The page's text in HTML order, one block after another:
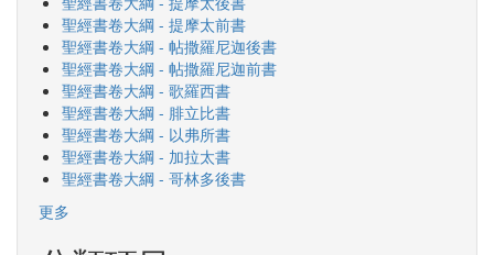
聖經書卷大綱 - 提摩太前書
聖經書卷大綱 - 帖撒羅尼迦後書
聖經書卷大綱 - 帖撒羅尼迦前書
聖經書卷大綱 - 歌羅西書
聖經書卷大綱 - 腓立比書
聖經書卷大綱 - 以弗所書
聖經書卷大綱 - 加拉太書
聖經書卷大綱 - 哥林多後書
更多